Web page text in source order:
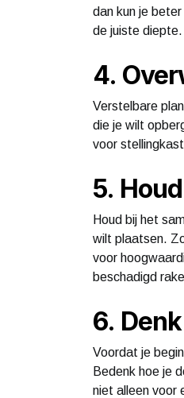
dan kun je
de juiste diepte.
4.
Verstelbare
die je wilt
voor
5.
Houd bij het
wilt plaatsen.
voor
beschadigd
6.
Voordat je
Bedenk hoe je
niet alleen voor